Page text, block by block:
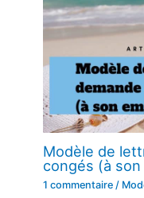
Modèle de
congés (à
1 commentaire /